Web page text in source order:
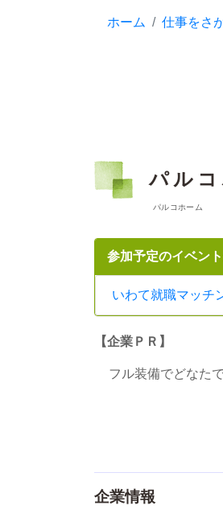
ホーム 仕事をさ
パル
パルコホーム
参加予定のイベン
いわて就職マッ
【企業ＰＲ】
フル装備でどなた
企業情報